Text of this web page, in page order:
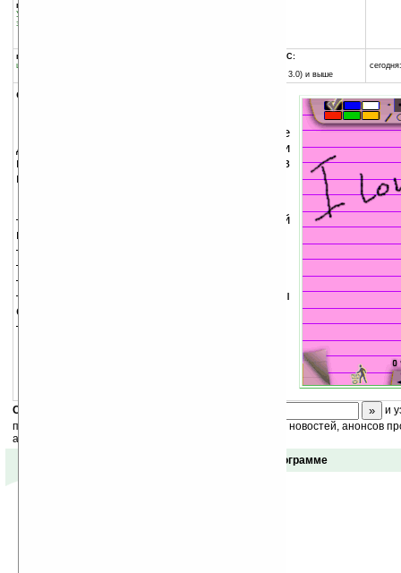
группы программы:
Управление информацией
записные книжки
программа:
шареварная
совместима с Pocket PC:
Pocket PC (Windows CE 3.0) и выше
описание:
С помощью Vsnotepad вы сможете
делать записи, перелистывать страницы и
просматривать свои записи как в
настоящем блокноте.
— оптимизированный графический
интерфейс;
— полноэкранный режим;
— поддержка QVGA/VGA дисплеев;
— графический инструментарий;
— простой метод создания и смены
страниц;
— отображение уровня заряда батареи.
Скоро
и
получайте ежедневный или еженедельный дайджест новостей, анонсов
акций сайта на ваш почтовый ящик.
Отзывы о программе